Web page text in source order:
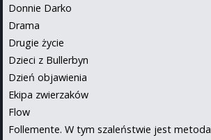
Donnie Darko
Drama
Drugie życie
Dzieci z Bullerbyn
Dzień objawienia
Ekipa zwierzaków
Flow
Follemente. W tym szaleństwie jest metoda